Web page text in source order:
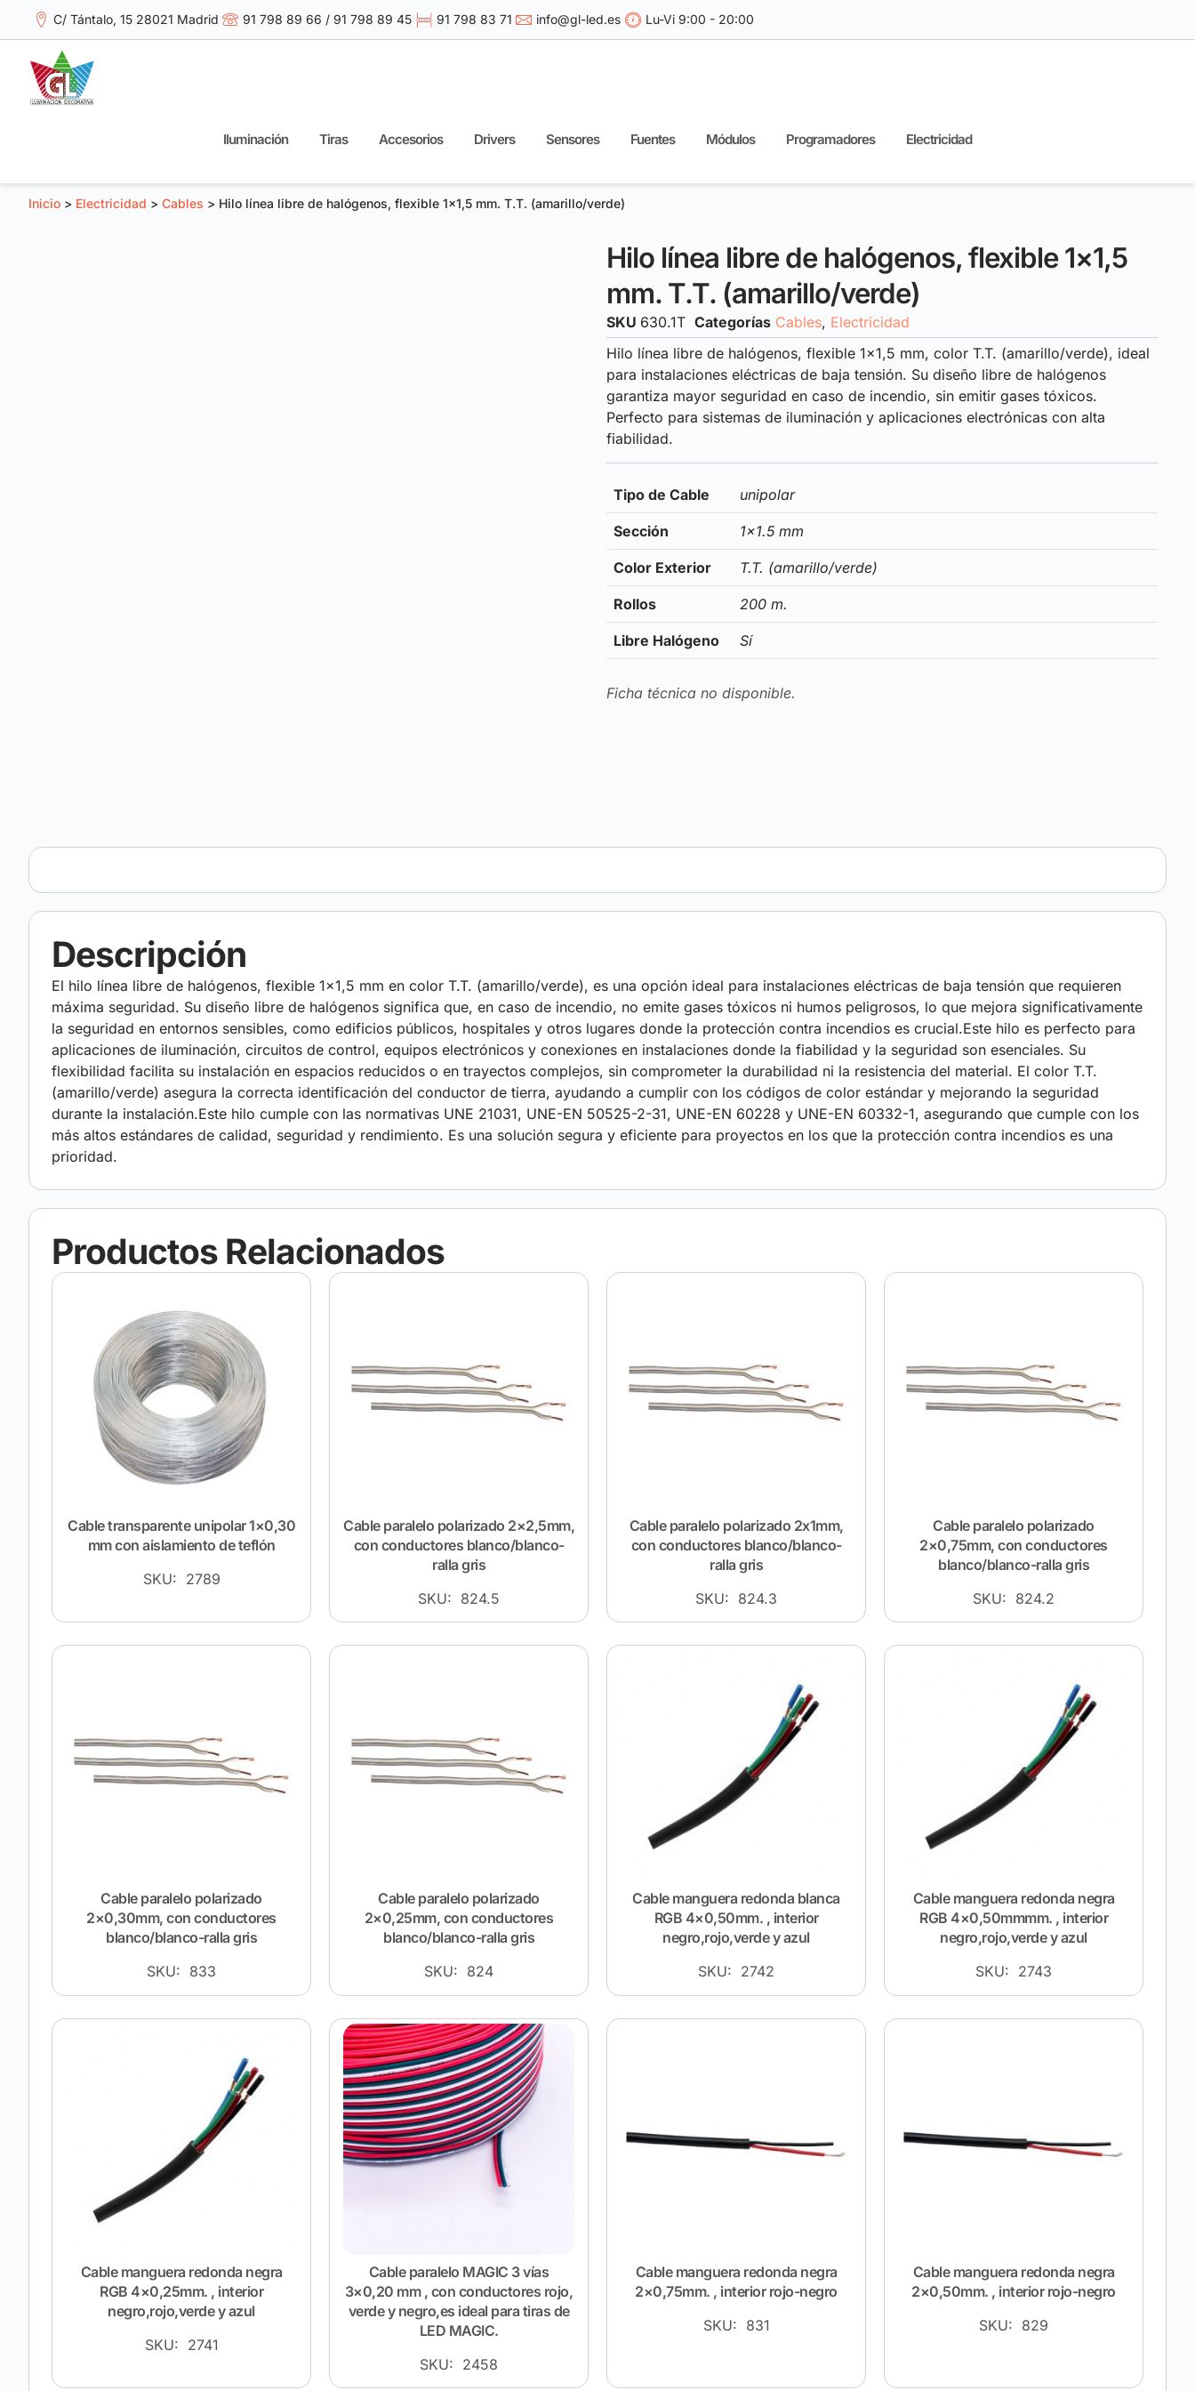
C/ Tántalo, 15 28021 Madrid 91 798 89 66 / 91 798 89 45 91 798 83 71 info@gl-led.es Lu-Vi 9:00 - 20:00
Iluminación Tiras Accesorios Drivers Sensores Fuentes Módulos Programadores Electricidad
Inicio > Electricidad > Cables > Hilo línea libre de halógenos, flexible 1×1,5 mm. T.T. (amarillo/verde)
Hilo línea libre de halógenos, flexible 1×1,5
mm. T.T. (amarillo/verde)
SKU 630.1T Categorías Cables, Electricidad
Hilo línea libre de halógenos, flexible 1×1,5 mm, color T.T. (amarillo/verde), ideal
para instalaciones eléctricas de baja tensión. Su diseño libre de halógenos
garantiza mayor seguridad en caso de incendio, sin emitir gases tóxicos.
Perfecto para sistemas de iluminación y aplicaciones electrónicas con alta
fiabilidad.
Tipo de Cable unipolar
Sección 1×1.5 mm
Color Exterior T.T. (amarillo/verde)
Rollos 200 m.
Libre Halógeno Sí
Ficha técnica no disponible.
Descripción
El hilo línea libre de halógenos, flexible 1×1,5 mm en color T.T. (amarillo/verde), es una opción ideal para instalaciones eléctricas de baja tensión que requieren
máxima seguridad. Su diseño libre de halógenos significa que, en caso de incendio, no emite gases tóxicos ni humos peligrosos, lo que mejora significativamente
la seguridad en entornos sensibles, como edificios públicos, hospitales y otros lugares donde la protección contra incendios es crucial.Este hilo es perfecto para
aplicaciones de iluminación, circuitos de control, equipos electrónicos y conexiones en instalaciones donde la fiabilidad y la seguridad son esenciales. Su
flexibilidad facilita su instalación en espacios reducidos o en trayectos complejos, sin comprometer la durabilidad ni la resistencia del material. El color T.T.
(amarillo/verde) asegura la correcta identificación del conductor de tierra, ayudando a cumplir con los códigos de color estándar y mejorando la seguridad
durante la instalación.Este hilo cumple con las normativas UNE 21031, UNE-EN 50525-2-31, UNE-EN 60228 y UNE-EN 60332-1, asegurando que cumple con los
más altos estándares de calidad, seguridad y rendimiento. Es una solución segura y eficiente para proyectos en los que la protección contra incendios es una
prioridad.
Productos Relacionados
Cable transparente unipolar 1×0,30
mm con aislamiento de teflón
SKU: 2789
Cable paralelo polarizado 2×2,5mm,
con conductores blanco/blanco-
ralla gris
SKU: 824.5
Cable paralelo polarizado 2x1mm,
con conductores blanco/blanco-
ralla gris
SKU: 824.3
Cable paralelo polarizado
2×0,75mm, con conductores
blanco/blanco-ralla gris
SKU: 824.2
Cable paralelo polarizado
2×0,30mm, con conductores
blanco/blanco-ralla gris
SKU: 833
Cable paralelo polarizado
2×0,25mm, con conductores
blanco/blanco-ralla gris
SKU: 824
Cable manguera redonda blanca
RGB 4×0,50mm. , interior
negro,rojo,verde y azul
SKU: 2742
Cable manguera redonda negra
RGB 4×0,50mmmm. , interior
negro,rojo,verde y azul
SKU: 2743
Cable manguera redonda negra
RGB 4×0,25mm. , interior
negro,rojo,verde y azul
SKU: 2741
Cable paralelo MAGIC 3 vías
3×0,20 mm , con conductores rojo,
verde y negro,es ideal para tiras de
LED MAGIC.
SKU: 2458
Cable manguera redonda negra
2×0,75mm. , interior rojo-negro
SKU: 831
Cable manguera redonda negra
2×0,50mm. , interior rojo-negro
SKU: 829